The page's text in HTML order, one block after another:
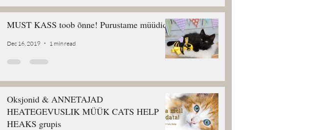
MUST KASS toob õnne! Purustame müüdid!
Dec 16, 2019 1 min read
Oksjonid & ANNETAJAD
HEATEGEVUSLIK MÜÜK CATS HELP
HEAKS grupis